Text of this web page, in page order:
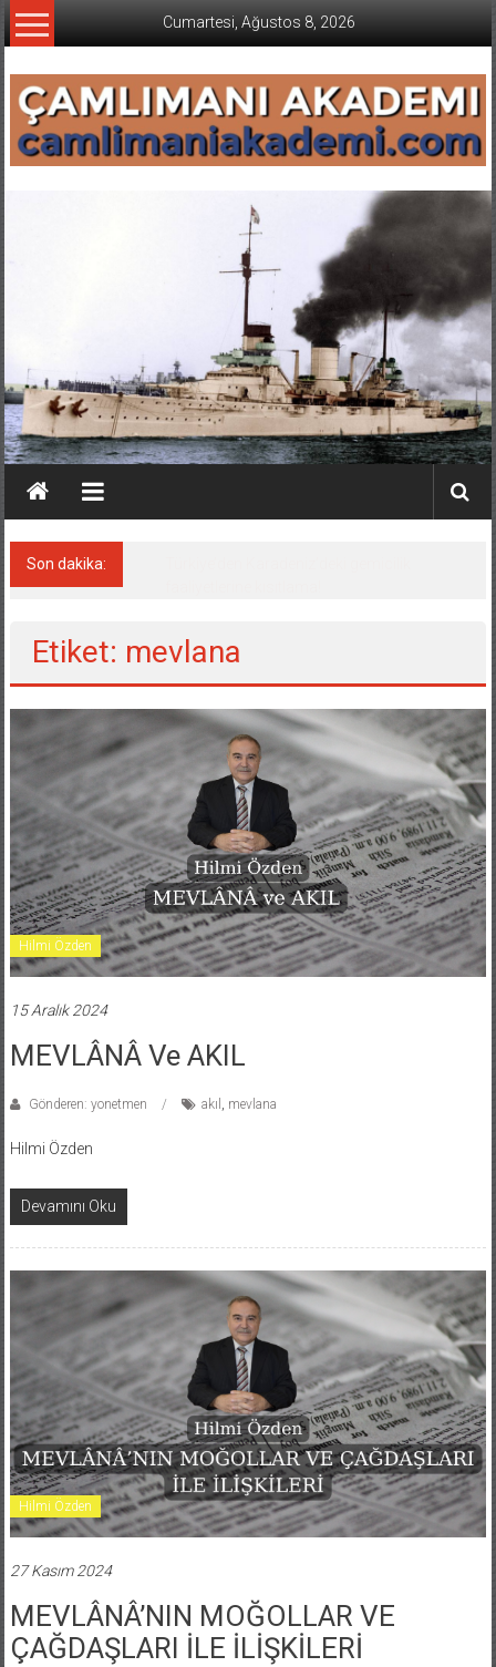
İçeriğe
geç
Cumartesi, Ağustos 8, 2026
Son dakika:
Etiket: mevlana
Hilmi Özden
15 Aralık 2024
MEVLÂNÂ Ve AKIL
Gönderen: yonetmen akıl mevlana
Hilmi Özden
Devamını Oku
Hilmi Özden
27 Kasım 2024
MEVLÂNÂ’NIN MOĞOLLAR VE
ÇAĞDAŞLARI İLE İLİŞKİLERİ